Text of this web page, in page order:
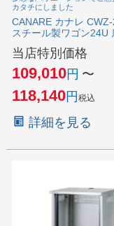
カタチにしました
CANARE カナレ
スチール製ワゴン24U
当店特別価格
109,010 〜
118,140 税込
詳細を見る